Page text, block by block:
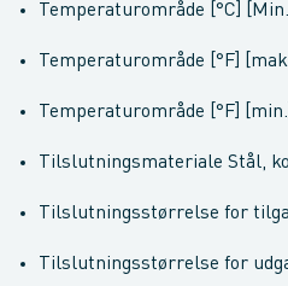
Temperaturområde [°C]
Temperaturområde [°F]
Temperaturområde [°F]
Tilslutningsmateriale Stål,
Tilslutningsstørrelse for
Tilslutningsstørrelse for